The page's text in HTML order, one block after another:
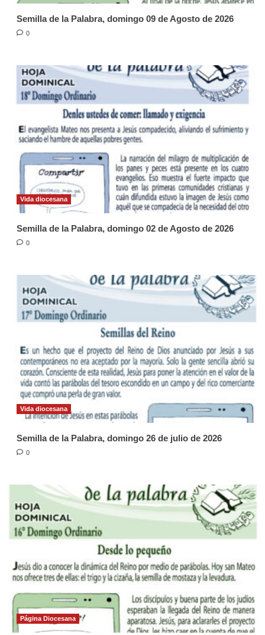
Semilla de la Palabra, domingo 09 de Agosto de 2026
0
Vida diocesana
Semilla de la Palabra, domingo 02 de Agosto de 2026
0
Vida diocesana
Semilla de la Palabra, domingo 26 de julio de 2026
0
Página Diocesana